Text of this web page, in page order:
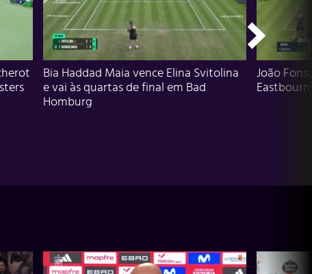
Bia Haddad Maia vence Elina Svitolina
e vai às quartas de final em Bad
Homburg
João